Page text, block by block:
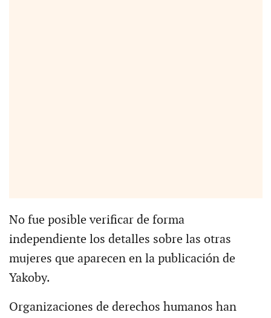
No fue posible verificar de forma
independiente los detalles sobre las otras
mujeres que aparecen en la publicación de
Yakoby.
Organizaciones de derechos humanos han